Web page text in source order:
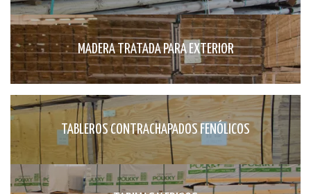
MADERA TRATADA PARA EXTERIOR
TABLEROS CONTRACHAPADOS FENÓLICOS